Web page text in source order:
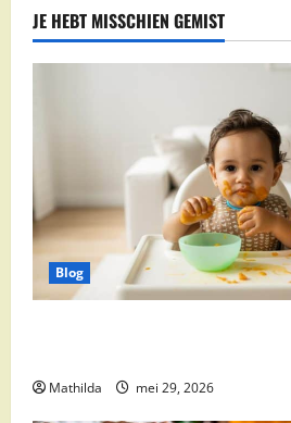
JE HEBT MISSCHIEN GEMIST
Blog
Mathilda mei 29, 2026